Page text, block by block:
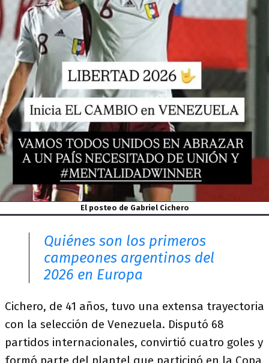
El posteo de Gabriel Cichero
Quiénes son los primeros
campeones argentinos del
2026 en Europa
Cichero, de 41 años, tuvo una extensa trayectoria
con la selección de Venezuela. Disputó 68
partidos internacionales, convirtió cuatro goles y
formó parte del plantel que participó en la Copa